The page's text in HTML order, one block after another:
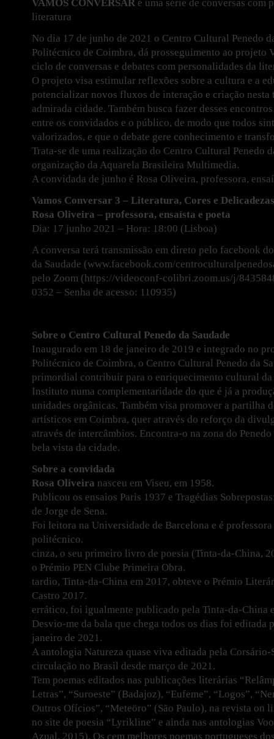
VAMOS CONVERSAR é uma série de conversas com
literatura
No dia 17 de junho de 2021 o Centro Cultural Penedo
Politécnico de Coimbra, dá prosseguimento ao projeto
ciclo de conversas e debates com personalidades da
O projeto visa estimular reflexões sobre a cultura e a
potencializar novos fluxos de interação e criação nesta
admirada cidade. Também busca fazer desses
entre os convidados e o público, de modo que todos
valorizados, e que o debate gere conhecimento e
Trata-se de uma realização do Centro Cultural Penedo
organização da Aquarela Brasileira Multimedia.
A convidada de junho é Rosa Oliveira, professora,
Vamos Conversar 3 – Literatura, Cores e
Rosa Oliveira – professora, ensaísta e poeta
Dia: 17 junho 2021 – Hora: 18:00 (Lisboa)
A conversa terá transmissão em direto pelo facebook
da Saudade (www.facebook.com/
pelo Zoom (https://videoconf-colibri.zoom.us/j/
0352 – Senha de acesso: 110935)
Sobre o Centro Cultural Penedo da Saudade
Inaugurado em 18 de janeiro de 2019 e integrado no
Politécnico de Coimbra, o Centro Cultural Penedo da
primordial contribuir para o enriquecimento cultural da
Instituto numa complementaridade do que é já a
unidades orgânicas. Também visa promover a partilha
artísticos em Coimbra, quer através do reforço da
através de intercâmbios. Encontra-o na zona do Penedo
bela vista da cidade.
Sobre a convidada
Rosa Oliveira nasceu em Viseu, em 1958.
Publicou os ensaios Paris 1937 e Tragédias
de Jorge de Sena.
Foi leitora na Universidade de Barcelona e é
politécnico.
cinza, o seu primeiro livro de poesia (Tinta-da-China,
o Prémio PEN Clube Primeira Obra.
tardio, Tinta-da-China em 2017, obteve o Prémio
Castro 2017.
errático, foi igualmente publicado pela Tinta-da-China
Desvio-me da bala que chega todos os dias foi editada
janeiro de 2021.
A antologia Natureza quase viva editada pela Corsário-
circulação no Brasil desde março de 2021.
Tem poemas editados nas publicações literárias
Letras”, “Suroeste” (Badajoz), “Eufeme”, “Logos”,
Outros Ofícios”, “Meteöro” (São Paulo), na revista on
no site de poesia “Lyrikline” e ainda nas antologias
Azual, 2015), Os cem melhores poemas portugueses